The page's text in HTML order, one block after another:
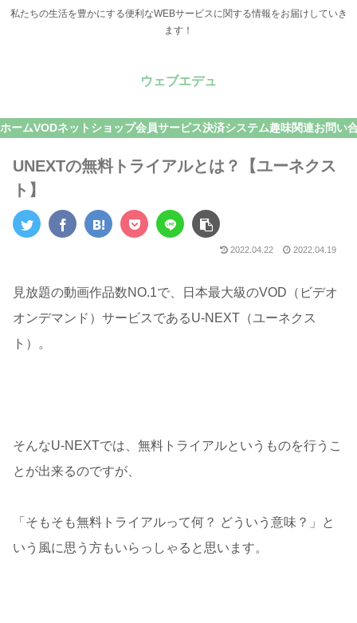
私たちの生活を豊かにする便利なWEBサービスに関する情報をお届けしていき
ます！
ウェブエデュ
ホームVODネットショップ会員サービス決済システム趣味関連お問い
UNEXTの無料トライアルとは？【ユーネクス
ト】
2022.04.22 2022.04.19
見放題の動画作品数NO.1で、日本最大級のVOD（ビデオ
オンデマンド）サービスであるU-NEXT（ユーネクス
ト）。
そんなU-NEXTでは、無料トライアルというものを行うこ
とが出来るのですが、
「そもそも無料トライアルって何？ どういう意味？」と
いう風に思う方もいらっしゃると思います。